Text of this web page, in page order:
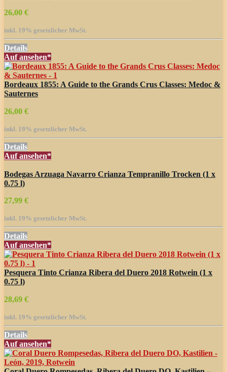
26,00 €
inkl. 19% gesetzlicher MwSt.
Details
Aufansehen*
Bordeaux 1855: A Guide to the Grands Crus Classes: Medoc &
Sauternes
26,00 €
inkl. 19% gesetzlicher MwSt.
Details
Aufansehen*
Bodegas Arzuaga Navarro Crianza Tempranillo Trocken (1 x
0.75 l)
27,99 €
inkl. 19% gesetzlicher MwSt.
Details
Aufansehen*
Pesquera Tinto Crianza Ribera del Duero 2018 Rotwein (1 x
0.75 l)
28,69 €
inkl. 19% gesetzlicher MwSt.
Details
Aufansehen*